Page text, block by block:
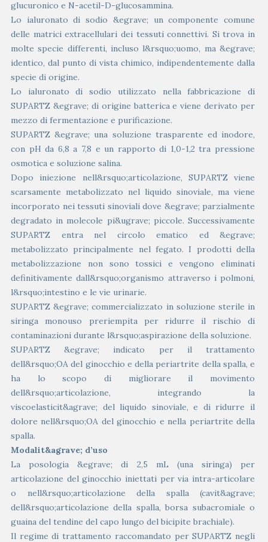
glucuronico e N-acetil-D-glucosammina.
Lo ialuronato di sodio &egrave; un componente comune
delle matrici extracellulari dei tessuti connettivi. Si trova in
molte specie differenti, incluso l&rsquo;uomo, ma &egrave;
identico, dal punto di vista chimico, indipendentemente dalla
specie di origine.
Lo ialuronato di sodio utilizzato nella fabbricazione di
SUPARTZ &egrave; di origine batterica e viene derivato per
mezzo di fermentazione e purificazione.
SUPARTZ &egrave; una soluzione trasparente ed inodore,
con pH da 6,8 a 7,8 e un rapporto di 1,0-1,2 tra pressione
osmotica e soluzione salina.
Dopo iniezione nell&rsquo;articolazione, SUPARTZ viene
scarsamente metabolizzato nel liquido sinoviale, ma viene
incorporato nei tessuti sinoviali dove &egrave; parzialmente
degradato in molecole pi&ugrave; piccole. Successivamente
SUPARTZ entra nel circolo ematico ed &egrave;
metabolizzato principalmente nel fegato. I prodotti della
metabolizzazione non sono tossici e vengono eliminati
definitivamente dall&rsquo;organismo attraverso i polmoni,
l&rsquo;intestino e le vie urinarie.
SUPARTZ &egrave; commercializzato in soluzione sterile in
siringa monouso preriempita per ridurre il rischio di
contaminazioni durante l&rsquo;aspirazione della soluzione.
SUPARTZ &egrave; indicato per il trattamento
dell&rsquo;OA del ginocchio e della periartrite della spalla, e
ha lo scopo di migliorare il movimento
dell&rsquo;articolazione, integrando la
viscoelasticit&agrave; del liquido sinoviale, e di ridurre il
dolore nell&rsquo;OA del ginocchio e nella periartrite della
spalla.
Modalit&agrave; d’uso
La posologia &egrave; di 2,5 mL (una siringa) per
articolazione del ginocchio iniettati per via intra-articolare
o nell&rsquo;articolazione della spalla (cavit&agrave;
dell&rsquo;articolazione della spalla, borsa subacromiale o
guaina del tendine del capo lungo del bicipite brachiale).
Il regime di trattamento raccomandato per SUPARTZ negli